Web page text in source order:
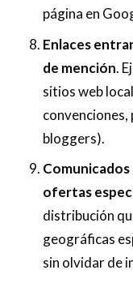
página en
Enlaces
de mención.
sitios web
bloggers).
ofertas
distribución
geográficas
sin olvidar de